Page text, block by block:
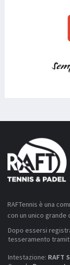
RAFTennis è una
con un unico
Dopo essersi
tesseramento
Intestazione: RAFT